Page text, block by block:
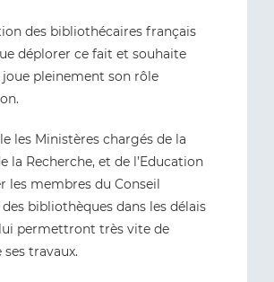
des bibliothécaires français
déplorer ce fait et souhaite
joue pleinement son rôle
les Ministères chargés de la
la Recherche, et de l’Education
les membres du Conseil
bibliothèques dans les délais
permettront très vite de
travaux.